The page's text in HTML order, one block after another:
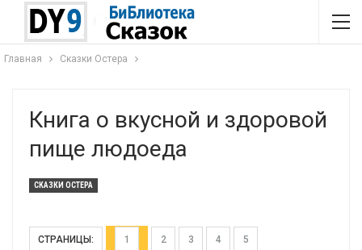
Главная Сказки Остера
Книга о вкусной и здоровой
пище людоеда
СКАЗКИ ОСТЕРА
СТРАНИЦЫ: 1 2 3 4 5